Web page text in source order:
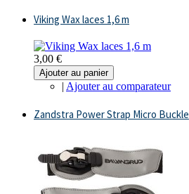
Viking Wax laces 1,6 m
3,00 €
Ajouter au panier
| Ajouter au comparateur
Zandstra Power Strap Micro Buckle